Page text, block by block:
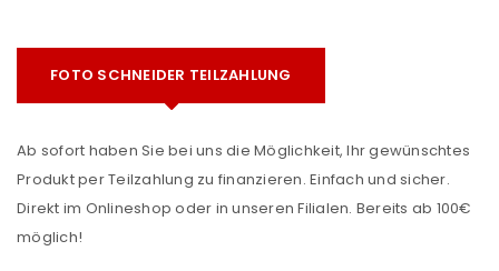
FOTO SCHNEIDER TEILZAHLUNG
Ab sofort haben Sie bei uns die Möglichkeit, Ihr gewünschtes
Produkt per Teilzahlung zu finanzieren. Einfach und sicher.
Direkt im Onlineshop oder in unseren Filialen. Bereits ab 100€
möglich!